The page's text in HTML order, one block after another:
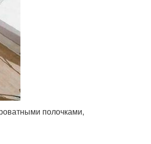
полочками,